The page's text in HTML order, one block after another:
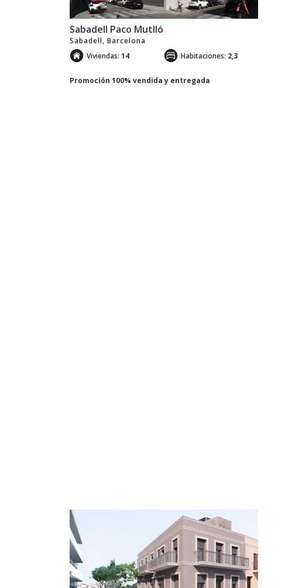
Sabadell Paco Mutlló
Sabadell, Barcelona
Viviendas: 14 Habitaciones: 2,3
Promoción 100% vendida y entregada